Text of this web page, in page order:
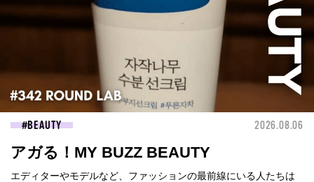
BEAUTY 2026.08.06
アガる！MY BUZZ BEAUTY
エディターやモデルなど、ファッションの最前線にいる人たちは